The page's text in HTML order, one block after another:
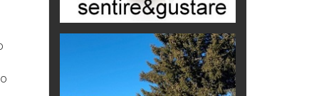
Turismo in Miniera
Castione, sotto il segno del
Eventi